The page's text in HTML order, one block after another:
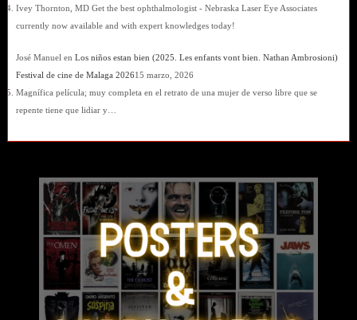
Ivey Thornton, MD Get the best ophthalmologist - Nebraska Laser Eye Associates
currently now available and with expert knowledges today!
José Manuel en Los niños estan bien (2025. Les enfants vont bien. Nathan Ambrosioni)
Festival de cine de Malaga 202615 marzo, 2026
Magnífica película; muy completa en el retrato de una mujer de verso libre que se
repente tiene que lidiar y…